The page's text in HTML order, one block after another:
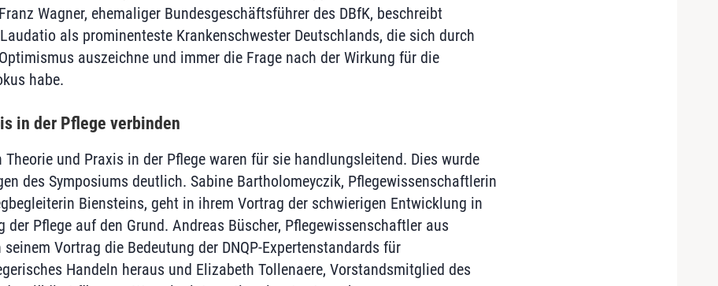
Wagner, ehemaliger Bundesgeschäftsführer des DBfK, beschreibt
als prominenteste Krankenschwester Deutschlands, die sich durch
auszeichne und immer die Frage nach der Wirkung für die
habe.
in der Pflege verbinden
Theorie und Praxis in der Pflege waren für sie handlungsleitend. Dies wurde
des Symposiums deutlich. Sabine Bartholomeyczik, Pflegewissenschaftlerin
Biensteins, geht in ihrem Vortrag der schwierigen Entwicklung in
der Pflege auf den Grund. Andreas Büscher, Pflegewissenschaftler aus
Vortrag die Bedeutung der DNQP-Expertenstandards für
Handeln heraus und Elizabeth Tollenaere, Vorstandsmitglied des